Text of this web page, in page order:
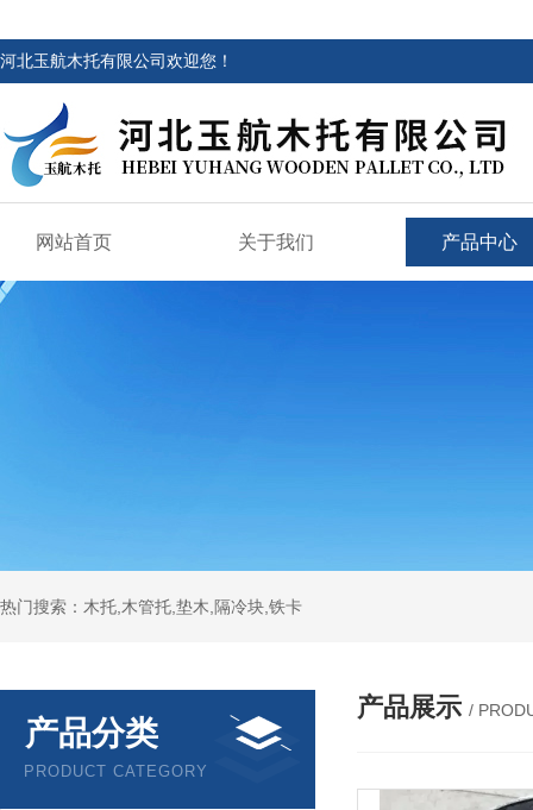
河北玉航木托有限公司欢迎您！
网站首页 关于我们 产品中心
热门搜索：木托,木管托,垫木,隔冷块,铁卡
产品分类
PRODUCT CATEGORY
产品展示 /